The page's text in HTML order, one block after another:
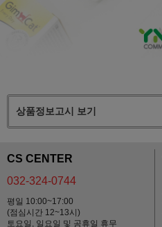
상품정보고시 보기
CS CENTER
032-324-0744
평일 10:00~17:00
(점심시간 12~13시)
토요일, 일요일 및 공휴일 휴무